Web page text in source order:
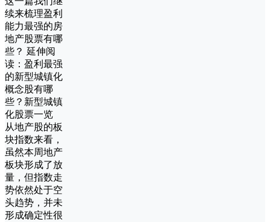
续来梳理盈利
能力最强的房
地产股票有哪
些？ 延伸阅
读：盈利最强
的新型城镇化
概念股有哪
些？新型城镇
化股票一览
从地产股的板
块指数来看，
虽然本周地产
板块形成了放
量，但指数走
势依然处于空
头趋势，并未
形成确定性很